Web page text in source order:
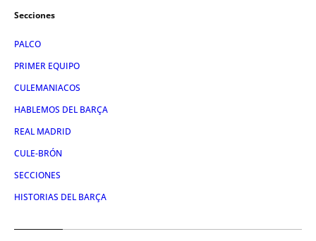
Secciones
PALCO
PRIMER EQUIPO
CULEMANIACOS
HABLEMOS DEL BARÇA
REAL MADRID
CULE-BRÓN
SECCIONES
HISTORIAS DEL BARÇA